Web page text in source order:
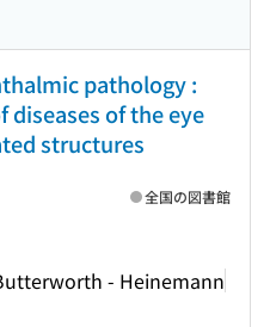
pathology :
diseases of the eye
structures
- Heinemann
全国の図書館